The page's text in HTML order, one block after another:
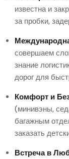
известна и
за пробки,
совершаем
знание
дорог для
Комфорт и
(минивэны,
багажным
заказать
Встреча в